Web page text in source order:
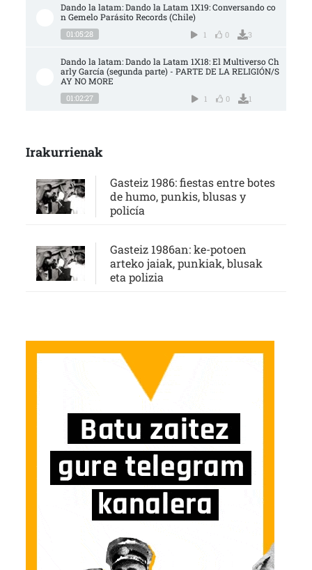
Dando la latam: Dando la Latam 1X19: Conversando co
n Gemelo Parásito Records (Chile)
01:05:28 1 0 3
Dando la latam: Dando la Latam 1X18: El Multiverso Ch
arly García (segunda parte) - PARTE DE LA RELIGIÓN/S
AY NO MORE
01:02:27 1 0 1
Irakurrienak
Gasteiz 1986: fiestas entre botes
de humo, punkis, blusas y
policía
Gasteiz 1986an: ke-potoen
arteko jaiak, punkiak, blusak
eta polizia